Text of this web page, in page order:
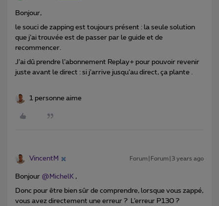
Bonjour,
le souci de zapping est toujours présent : la seule solution
que j’ai trouvée est de passer par le guide et de
recommencer.
J’ai dû prendre l’abonnement Replay+ pour pouvoir revenir
juste avant le direct : si j’arrive jusqu’au direct, ça plante .
1 personne aime
VincentM Forum|Forum|3 years ago
Bonjour @MichelK ,
Donc pour être bien sûr de comprendre, lorsque vous zappé,
vous avez directement une erreur ? L’erreur P130 ?